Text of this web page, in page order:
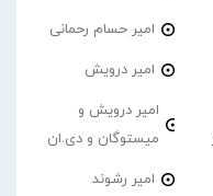
امیر حسام رحمانی
امیر درویش
امیر درویش و
میستوگان و دی.ان
امیر رشوند